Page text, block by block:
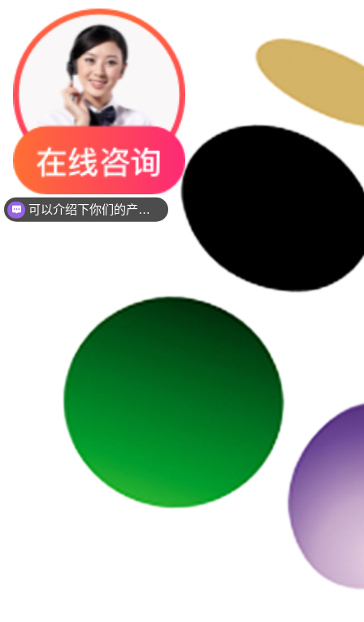
你们是是需要贴片还是插件灯珠呢？